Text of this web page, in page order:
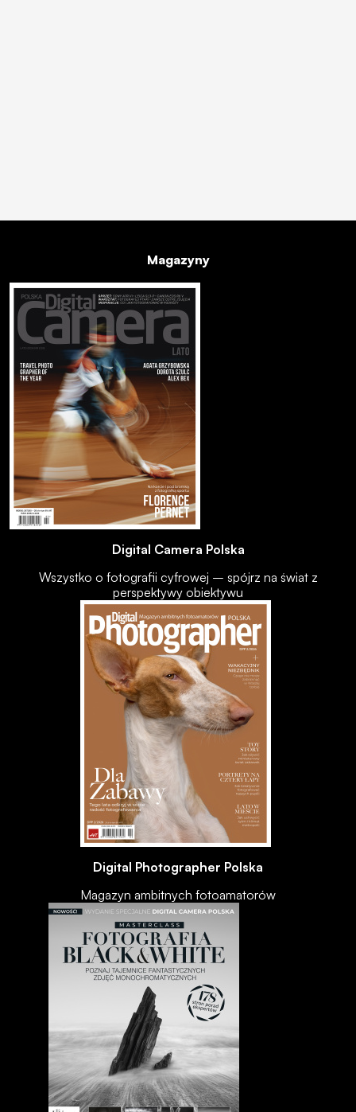
Magazyny
Digital Camera Polska
Wszystko o fotografii cyfrowej – spójrz na świat z
perspektywy obiektywu
Digital Photographer Polska
Magazyn ambitnych fotoamatorów